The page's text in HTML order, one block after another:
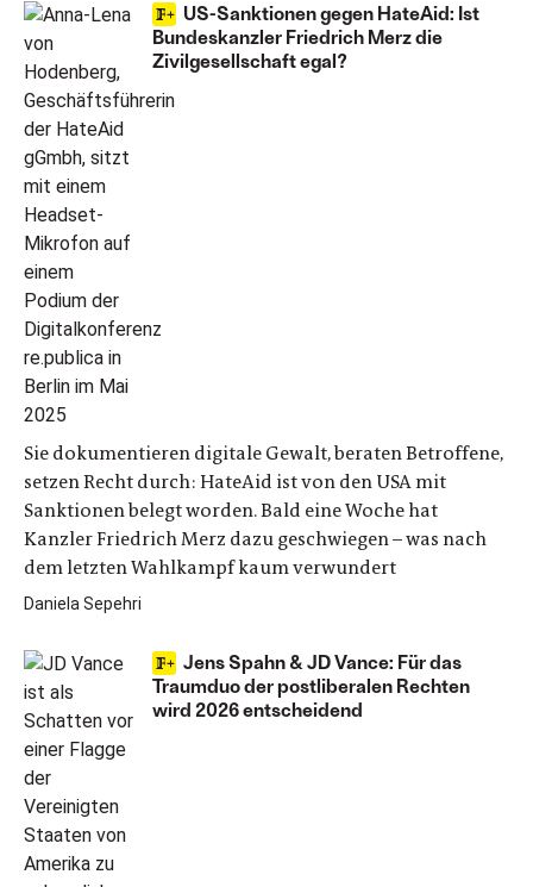
US-Sanktionen gegen HateAid: Ist
Bundeskanzler Friedrich Merz die
Zivilgesellschaft egal?
Sie dokumentieren digitale Gewalt, beraten Betroffene,
setzen Recht durch: HateAid ist von den USA mit
Sanktionen belegt worden. Bald eine Woche hat
Kanzler Friedrich Merz dazu geschwiegen – was nach
dem letzten Wahlkampf kaum verwundert
Daniela Sepehri
Jens Spahn & JD Vance: Für das
Traumduo der postliberalen Rechten
wird 2026 entscheidend